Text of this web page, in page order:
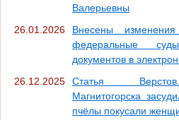
Валерьевны
26.01.2026
Внесены
федеральные
документов в
26.12.2025
Статья
Магнитогорска
пчёлы покусали